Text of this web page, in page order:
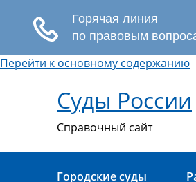
Перейти к основному содержанию
Суды России
Справочный сайт
Городские суды